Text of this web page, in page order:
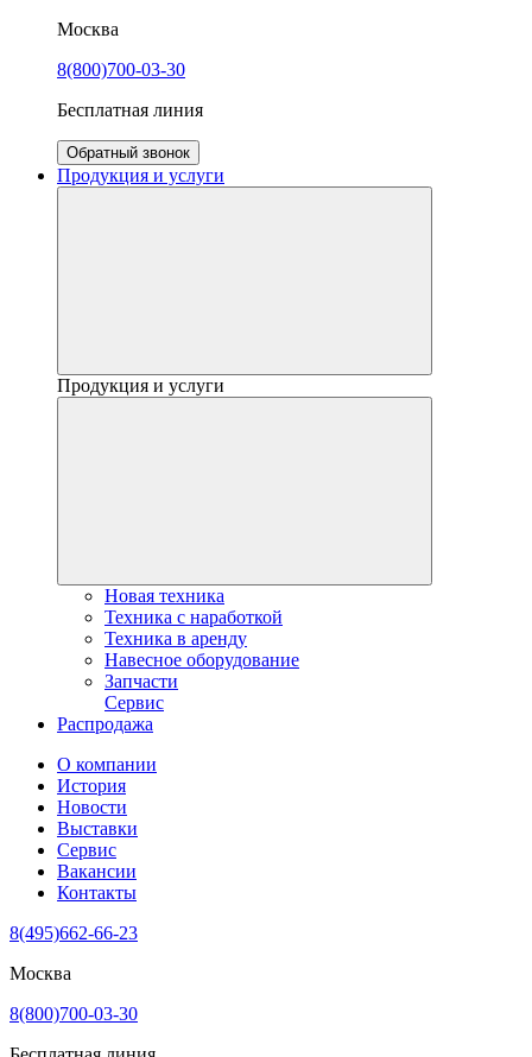
Москва
8(800)700-03-30
Бесплатная линия
Обратный звонок
Продукция и услуги
Продукция и услуги
Новая техника
Техника с наработкой
Техника в аренду
Навесное оборудование
Запчасти
Сервис
Распродажа
О компании
История
Новости
Выставки
Сервис
Вакансии
Контакты
8(495)662-66-23
Москва
8(800)700-03-30